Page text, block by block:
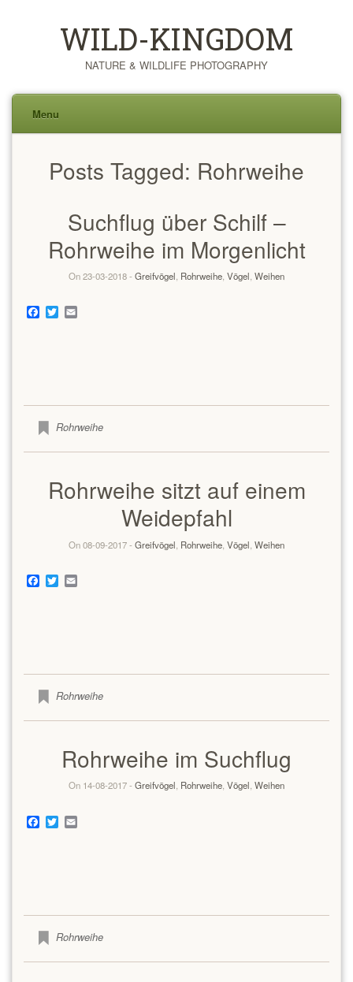
WILD-KINGDOM
NATURE & WILDLIFE PHOTOGRAPHY
Menu
contentPosts Tagged: Rohrweihe
Suchflug über Schilf –
Rohrweihe im Morgenlicht
On 23-03-2018 - Greifvögel Rohrweihe Vögel Weihen
Facebook
TwitterEmail
Rohrweihe
Rohrweihe sitzt auf einem
Weidepfahl
On 08-09-2017 - Greifvögel Rohrweihe Vögel Weihen
Facebook
TwitterEmail
Rohrweihe
Rohrweihe im Suchflug
On 14-08-2017 - Greifvögel, Rohrweihe, Vögel, Weihen
Facebook
TwitterEmail
Rohrweihe